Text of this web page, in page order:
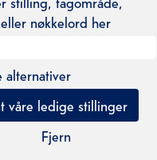
nøkkelord her
alternativer
Fjern